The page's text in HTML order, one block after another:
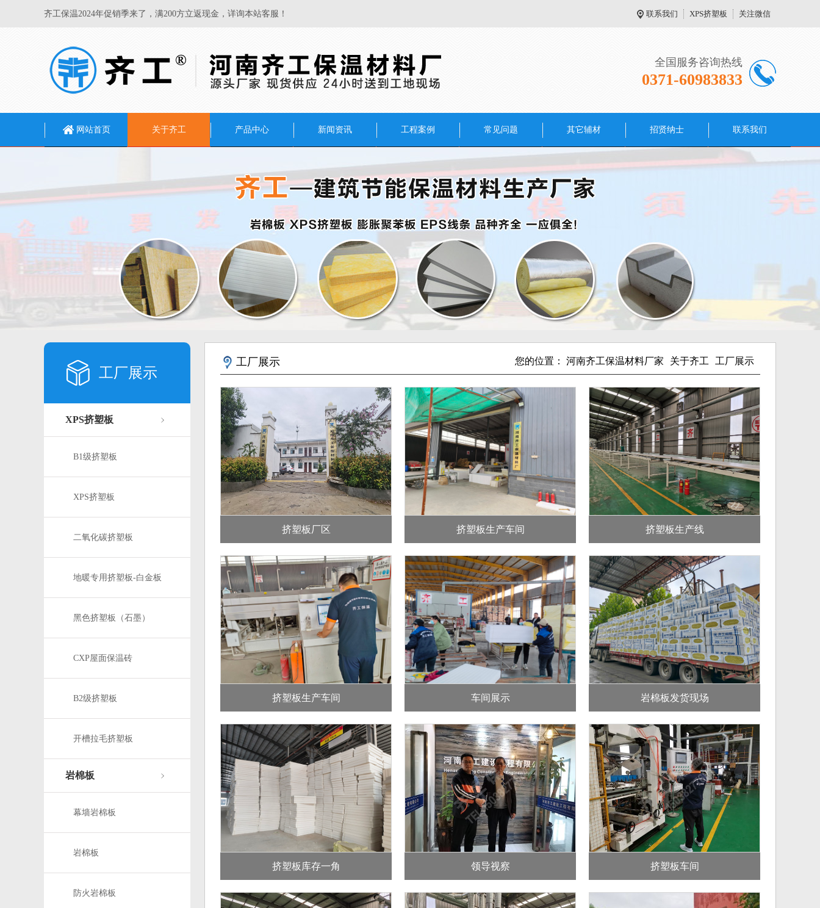
齐工保温2024年促销季来了，满200方立返现金，详询本站客服！ 联系我们 XPS挤塑板 关注微信
全国服务咨询热线
0371-60983833
网站首页 关于齐工 产品中心 新闻资讯 工程案例 常见问题 其它辅材 招贤纳士 联系我们
工厂展示
XPS挤塑板
B1级挤塑板
XPS挤塑板
二氧化碳挤塑板
地暖专用挤塑板-白金板
黑色挤塑板（石墨）
CXP屋面保温砖
B2级挤塑板
开槽拉毛挤塑板
岩棉板
幕墙岩棉板
岩棉板
防火岩棉板
工厂展示 您的位置： 河南齐工保温材料厂家 关于齐工 工厂展示
挤塑板厂区 挤塑板生产车间 挤塑板生产线
挤塑板生产车间 车间展示 岩棉板发货现场
挤塑板库存一角 领导视察 挤塑板车间